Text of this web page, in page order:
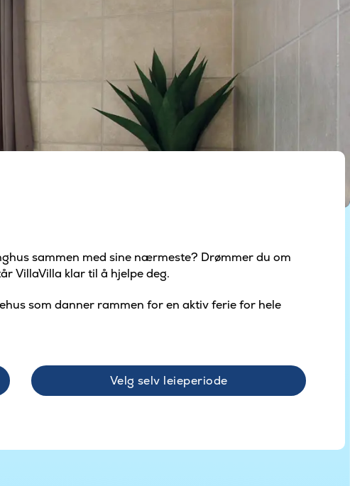
sammen med sine nærmeste? Drømmer du om
VillaVilla klar til å hjelpe deg.
som danner rammen for en aktiv ferie for hele
Velg selv leieperiode